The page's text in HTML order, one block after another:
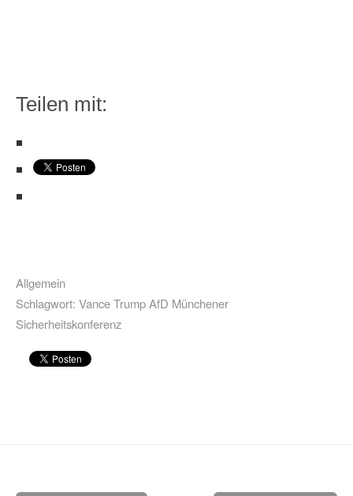
Teilen mit:
Allgemein
Schlagwort: Vance Trump AfD Münchener
Sicherheitskonferenz